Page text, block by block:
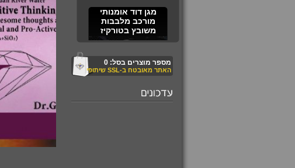
מגן דוד אומנותי
מורכב מלבבות
משובץ בטורקיז
מספר מוצרים בסל: 0
האתר מאובטח ב-SSL שיתופי